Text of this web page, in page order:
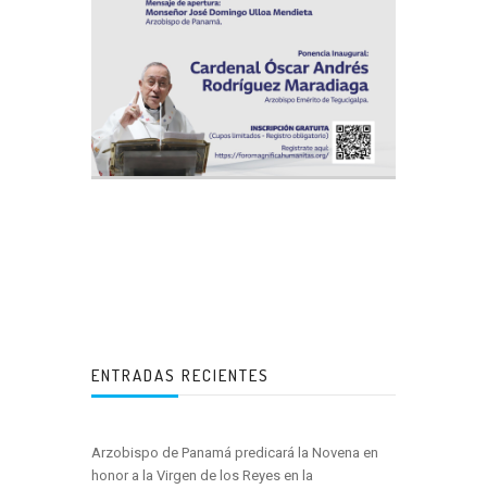
ENTRADAS RECIENTES
Arzobispo de Panamá predicará la Novena en
honor a la Virgen de los Reyes en la